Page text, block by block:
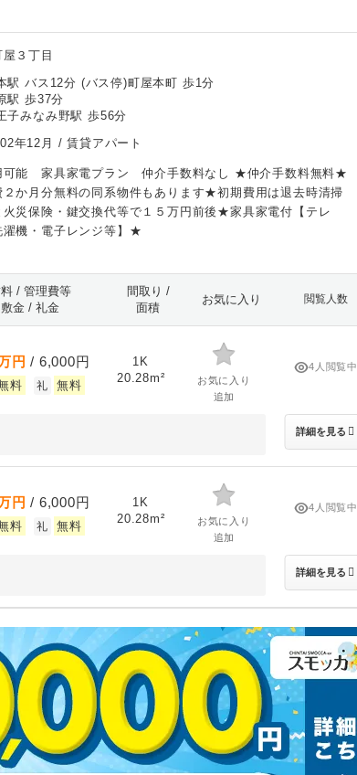
３丁目
駅 バス12分 (バス停)町屋本町 歩1分
駅 歩37分
子みなみ野駅 歩56分
年12月 / 賃貸アパート
可能 家具家電プラン 仲介手数料なし ★仲介手数料無料★
２か月分無料の同系物件もあります★初期費用は退去時清掃
火災保険・鍵交換代等で１５万円前後★家具家電付【テレ
濯機・電子レンジ等】★
/ 管理費等
敷金 / 礼金
間取り /
面積
お気に入り 閲覧人数
円 / 6,000円
料 礼 無料
1K
20.28m²
お気に入り
追加
4人閲覧中
詳細を見る
円 / 6,000円
料 礼 無料
1K
20.28m²
お気に入り
追加
4人閲覧中
詳細を見る